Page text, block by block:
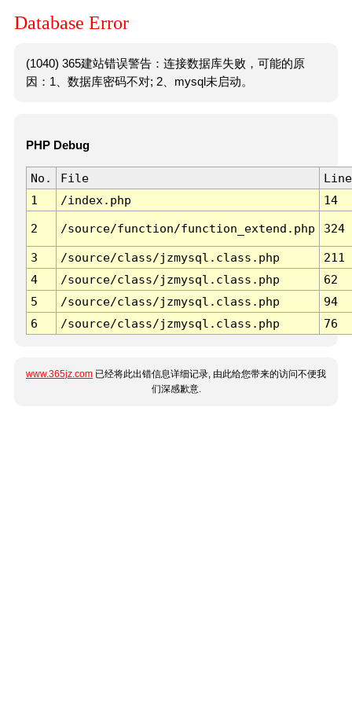
Database Error
(1040) 365建站错误警告：连接数据库失败，可能的原
因：1、数据库密码不对; 2、mysql未启动。
PHP Debug
No. File
Line
1
/index.php 14
2 /source/function/function_extend.php 324
3 /source/class/jzmysql.class.php
211
4
/source/class/jzmysql.class.php
62
5
/source/class/jzmysql.class.php
94
6
/source/class/jzmysql.class.php 76
www.365jz.com 已经将此出错信息详细记录, 由此给您带来的访问不便我
们深感歉意.